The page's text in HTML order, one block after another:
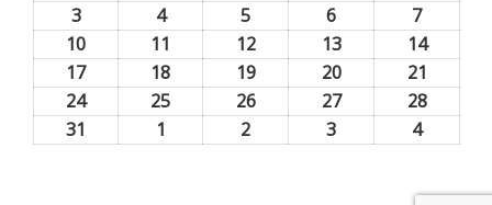
2026
2026
2026
33
agosto,
2026
44
agosto,
2026
5
agosto,
2026
6
agosto,
2026
77
agosto,
2026
10
agosto,
2026
11 1212
agosto,
2026
1313
agosto,
2026
1414
2026
1717
agosto,
18 1919
agosto,
2020
agosto,
21
agosto,
2424
25 2626
2727
2828
31 1 2 3 44